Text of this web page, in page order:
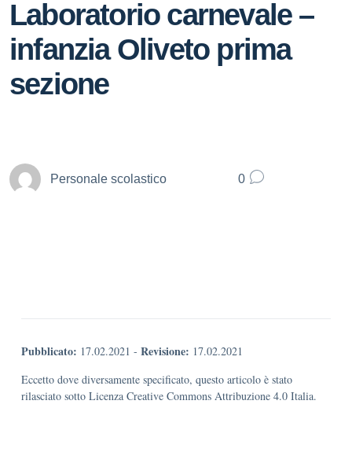
Laboratorio carnevale –
infanzia Oliveto prima
sezione
Personale scolastico 0
Pubblicato: 17.02.2021 - Revisione: 17.02.2021
Eccetto dove diversamente specificato, questo articolo è stato
rilasciato sotto Licenza Creative Commons Attribuzione 4.0 Italia.